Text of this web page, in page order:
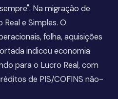
Na migração de
e Simples. O
folha, aquisições
indicou economia
para o Lucro Real, com
de PIS/COFINS não-